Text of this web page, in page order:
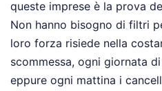
queste imprese è la prova
Non hanno bisogno di filtri
loro forza risiede nella
scommessa, ogni giornata
eppure ogni mattina i